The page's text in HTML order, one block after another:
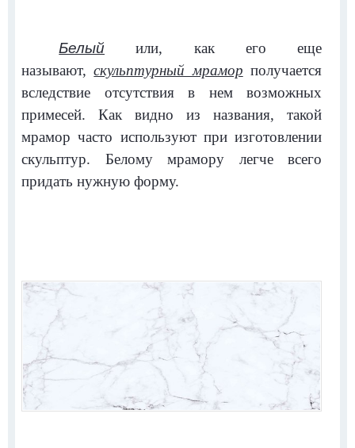
Белый или, как его еще
называют,скульптурный мрамор получается
вследствие отсутствия в нем возможных
примесей. Как видно из названия, такой
мрамор часто используют при изготовлении
скульптур. Белому мрамору легче всего
придать нужную форму.